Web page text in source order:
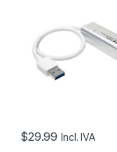
PARA PC/LAPTOP
$29.99 Incl. IVA